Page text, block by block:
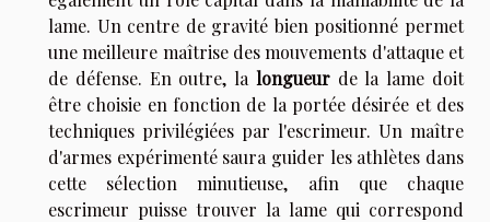
lame. Un centre de gravité bien positionné permet
une meilleure maîtrise des mouvements d'attaque et
de défense. En outre, la longueurde la lame doit
être choisie en fonction de la portée désirée et des
techniques privilégiées par l'escrimeur. Un maître
d'armes expérimenté saura guider les athlètes dans
cette sélection minutieuse, afin que chaque
escrimeur puisse trouver la lame qui correspond